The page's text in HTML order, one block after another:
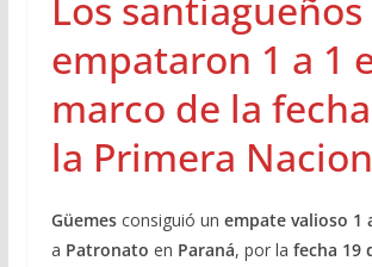
empataron 1 a 1
marco de la
la Primera
Güemesconsiguió un empate valioso 1
a Patronato en Paraná, por la fecha 19